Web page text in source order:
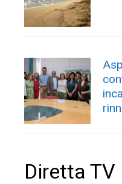
Diretta TV